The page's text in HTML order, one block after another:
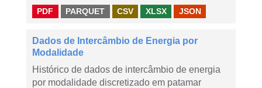
PDF PARQUET CSV XLSX JSON
Dados de Intercâmbio de Energia por
Modalidade
Histórico de dados de intercâmbio de energia
por modalidade discretizado em patamar